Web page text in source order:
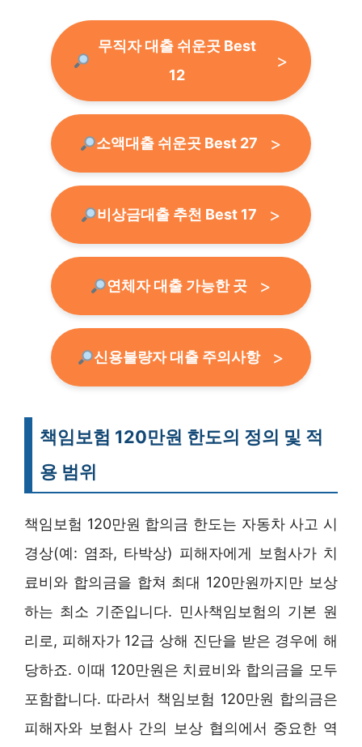
무직자 대출 쉬운곳 Best
12
소액대출 쉬운곳 Best 27
비상금대출 추천 Best 17
연체자 대출 가능한 곳
신용불량자 대출 주의사항
책임보험 120만원 한도의 정의 및 적
용 범위
책임보험 120만원 합의금 한도는 자동차 사고 시
경상(예: 염좌, 타박상) 피해자에게 보험사가 치
료비와 합의금을 합쳐 최대 120만원까지만 보상
하는 최소 기준입니다. 민사책임보험의 기본 원
리로, 피해자가 12급 상해 진단을 받은 경우에 해
당하죠. 이때 120만원은 치료비와 합의금을 모두
포함합니다. 따라서 책임보험 120만원 합의금은
피해자와 보험사 간의 보상 협의에서 중요한 역